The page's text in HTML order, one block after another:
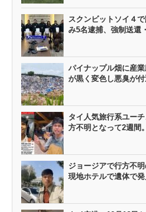
スクンビットソイ４
み5名逮捕、強制送還
パイナップル畑に産
が黒く変色し悪臭が付
タイ人気旅行系ユー
方不明となって2週間
ジョージアで行方不
現地ホテルで遺体で